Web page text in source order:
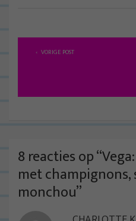
B
i
t
n
a
VORIGE POST
8 reacties op “
met champignons,
monchou”